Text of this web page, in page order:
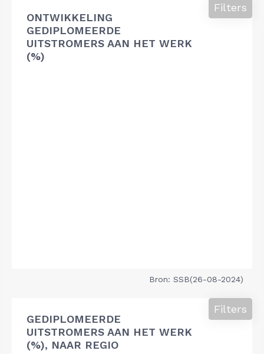
ONTWIKKELING
GEDIPLOMEERDE
UITSTROMERS AAN HET WERK
(%)
Filters
Bron: SSB(26-08-2024)
GEDIPLOMEERDE
UITSTROMERS AAN HET WERK
(%), NAAR REGIO
Filters